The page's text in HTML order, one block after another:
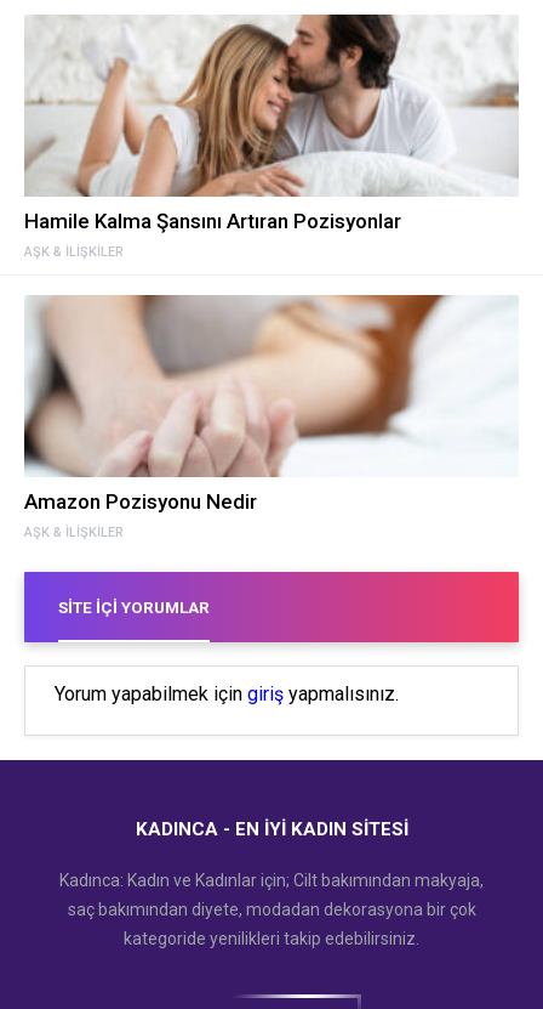
AŞK & İLIŞKILER
Hamile Kalma Şansını Artıran Pozisyonlar
AŞK & İLIŞKILER
Amazon Pozisyonu Nedir
SITE İÇI YORUMLAR
Yorum yapabilmek için giriş yapmalısınız.
KADINCA - EN İYI KADIN SITESI
Kadınca: Kadın ve Kadınlar için; Cilt bakımından makyaja,
saç bakımından diyete, modadan dekorasyona bir çok
kategoride yenilikleri takip edebilirsiniz.